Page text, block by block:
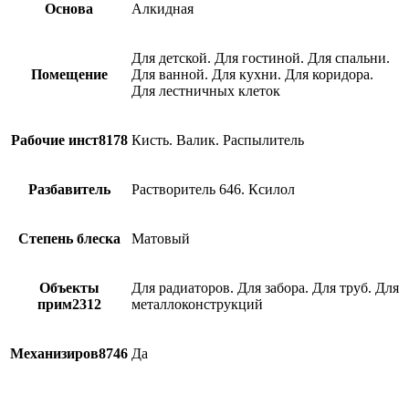
Основа Алкидная
Помещение
Для детской. Для гостиной. Для спальни.
Для ванной. Для кухни. Для коридора.
Для лестничных клеток
Рабочие инст8178 Кисть. Валик. Распылитель
Разбавитель Растворитель 646. Ксилол
Степень блеска Матовый
Объекты
прим2312
Для радиаторов. Для забора. Для труб. Для
металлоконструкций
Механизиров8746 Да